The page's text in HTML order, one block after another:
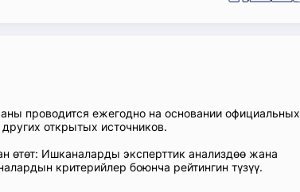
проводится ежегодно на основании официальных
открытых источников.
өтөт: Ишканаларды эксперттик анализдөө жана
критерийлер боюнча рейтингин түзүү.